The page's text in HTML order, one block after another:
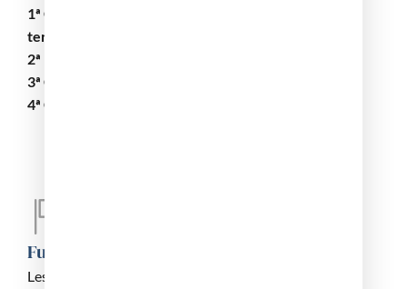
1ª Ciències mèdiques bàsiques, diagnòstiques,
terapèutiques i afins.;
2ª Medicina i especialitats mèdiques;
3ª Cirurgia i especialitats quirúrgiques;
4ª Ciències mèdiques socials i afins.
Funcions
Les principals funcions de l’Acadèmia són: Òrgan